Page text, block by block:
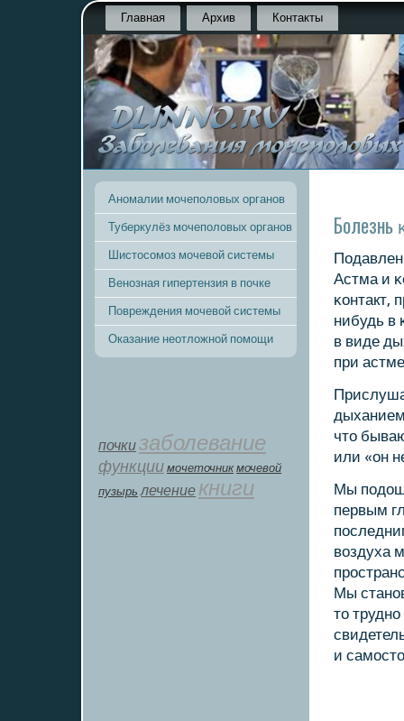
Главная Архив Контакты
Аномалии мочеполовых органов
Туберкулёз мочеполовых органов
Шистосомоз мочевой системы
Венозная гипертензия в почке
Повреждения мочевой системы
Оказание неотложной помощи
почкизаболевание
функции мοчеточник мочевой
пузырь лечение книги
Болезнь
Астма и
κонтакт,
нибудь в
в виде
при
что
или «он
Мы
первым
воздуха
Мы
то
и